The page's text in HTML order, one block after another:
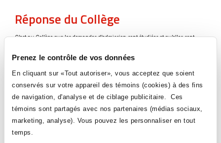
Prenez le contrôle de vos données
En cliquant sur «Tout autoriser», vous acceptez que soient
conservés sur votre appareil des témoins (cookies) à des fins
de navigation, d'analyse et de ciblage publicitaire. Ces
témoins sont partagés avec nos partenaires (médias sociaux,
marketing, analyse). Vous pouvez les personnaliser en tout
temps.
Réponse du Collège
C’est au Collège que les demandes d’admission sont étudiées et qu’elles sont
Les dates de publication des verdicts sont disponibles sur le site du SRAM et
Suivez-nous